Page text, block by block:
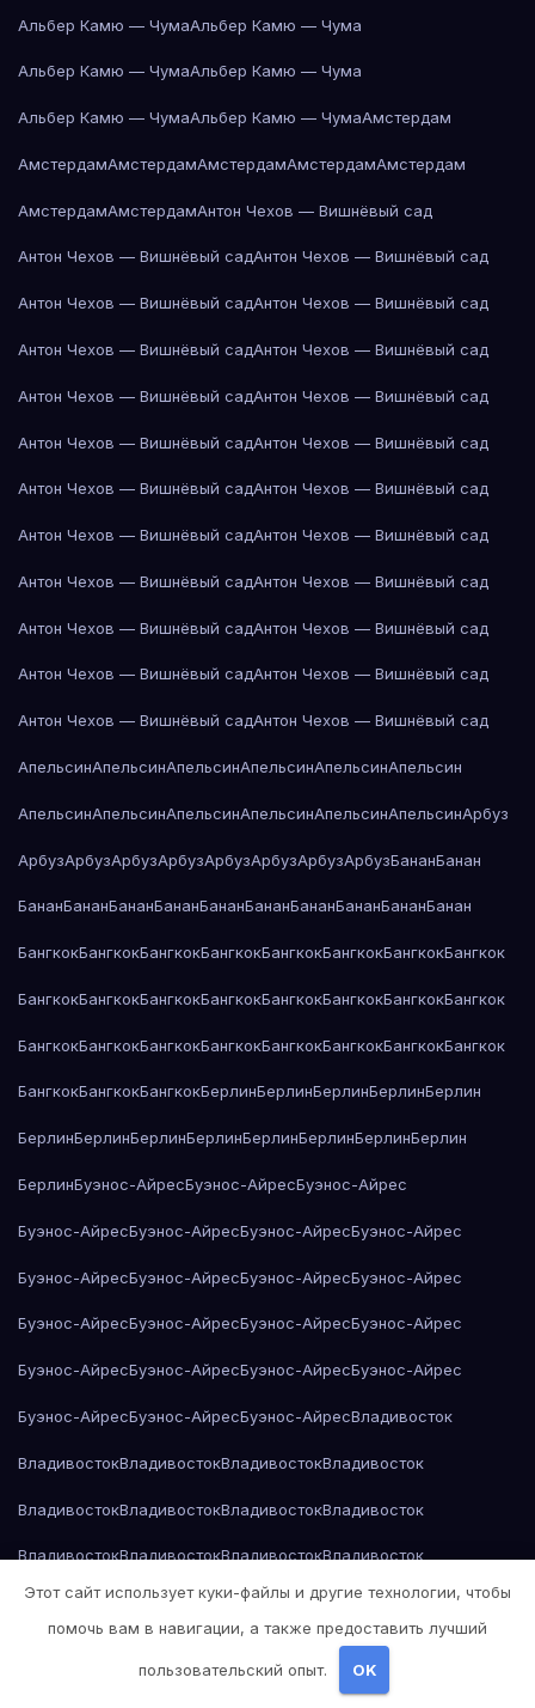
Альбер Камю — ЧумаАльбер Камю — Чума
Альбер Камю — ЧумаАльбер Камю — Чума
Альбер Камю — ЧумаАльбер Камю — ЧумаАмстердам
АмстердамАмстердамАмстердамАмстердамАмстердам
АмстердамАмстердамАнтон Чехов — Вишнёвый сад
Антон Чехов — Вишнёвый садАнтон Чехов — Вишнёвый сад
Антон Чехов — Вишнёвый садАнтон Чехов — Вишнёвый сад
Антон Чехов — Вишнёвый садАнтон Чехов — Вишнёвый сад
Антон Чехов — Вишнёвый садАнтон Чехов — Вишнёвый сад
Антон Чехов — Вишнёвый садАнтон Чехов — Вишнёвый сад
Антон Чехов — Вишнёвый садАнтон Чехов — Вишнёвый сад
Антон Чехов — Вишнёвый садАнтон Чехов — Вишнёвый сад
Антон Чехов — Вишнёвый садАнтон Чехов — Вишнёвый сад
Антон Чехов — Вишнёвый садАнтон Чехов — Вишнёвый сад
Антон Чехов — Вишнёвый садАнтон Чехов — Вишнёвый сад
Антон Чехов — Вишнёвый садАнтон Чехов — Вишнёвый сад
АпельсинАпельсинАпельсинАпельсинАпельсинАпельсин
АпельсинАпельсинАпельсинАпельсинАпельсинАпельсинАрбуз
АрбузАрбузАрбузАрбузАрбузАрбузАрбузАрбузБананБанан
БананБананБананБананБананБананБананБананБананБанан
БангкокБангкокБангкокБангкокБангкокБангкокБангкокБангкок
БангкокБангкокБангкокБангкокБангкокБангкокБангкокБангкок
БангкокБангкокБангкокБангкокБангкокБангкокБангкокБангкок
БангкокБангкокБангкокБерлинБерлинБерлинБерлинБерлин
БерлинБерлинБерлинБерлинБерлинБерлинБерлинБерлин
БерлинБуэнос-АйресБуэнос-АйресБуэнос-Айрес
Буэнос-АйресБуэнос-АйресБуэнос-АйресБуэнос-Айрес
Буэнос-АйресБуэнос-АйресБуэнос-АйресБуэнос-Айрес
Буэнос-АйресБуэнос-АйресБуэнос-АйресБуэнос-Айрес
Буэнос-АйресБуэнос-АйресБуэнос-АйресБуэнос-Айрес
Буэнос-АйресБуэнос-АйресБуэнос-АйресВладивосток
ВладивостокВладивостокВладивостокВладивосток
ВладивостокВладивостокВладивостокВладивосток
ВладивостокВладивостокВладивостокВладивосток
ВладивостокВладивостокВладивостокВладивосток
Владивосток
Владимир Набоков — ЛолитаВоронеж
Этот сайт использует куки-файлы и другие технологии, чтобы
помочь вам в навигации, а также предоставить лучший
пользовательский опыт. OK